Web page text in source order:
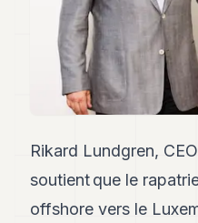
26
24
Andy
23
Rikard Lundgren,
soutient que le
offshore vers le